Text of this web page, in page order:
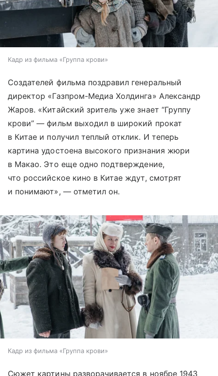
Кадр из фильма «Группа крови»
Создателей фильма поздравил генеральный
директор «Газпром-Медиа Холдинга» Александр
Жаров. «Китайский зритель уже знает “Группу
крови” — фильм выходил в широкий прокат
в Китае и получил теплый отклик. И теперь
картина удостоена высокого признания жюри
в Макао. Это еще одно подтверждение,
что российское кино в Китае ждут, смотрят
и понимают», — отметил он.
Кадр из фильма «Группа крови»
Сюжет картины разворачивается в ноябре 1943